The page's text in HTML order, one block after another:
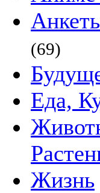
(69)
Еда,
Жизнь